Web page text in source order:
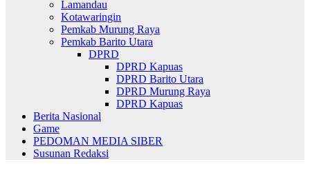
Lamandau
Kotawaringin
Pemkab Murung Raya
Pemkab Barito Utara
DPRD
DPRD Kapuas
DPRD Barito Utara
DPRD Murung Raya
DPRD Kapuas
Berita Nasional
Game
PEDOMAN MEDIA SIBER
Susunan Redaksi